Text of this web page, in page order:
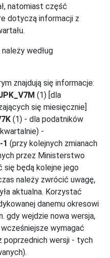
natomiast część
dotyczą informacji z
według
znajdują się informacje:
(1) [dla
się miesięcznie]
(1) - dla podatników
-
(przy kolejnych zmianach
przez Ministerstwo
się będą kolejne jego
należy zwrócić uwagę,
aktualna. Korzystać
danemu okresowi
gdy wejdzie nowa wersja,
wymagać
poprzednich wersji - tych